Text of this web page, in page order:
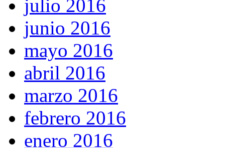
julio 2016
junio 2016
mayo 2016
abril 2016
marzo 2016
febrero 2016
enero 2016